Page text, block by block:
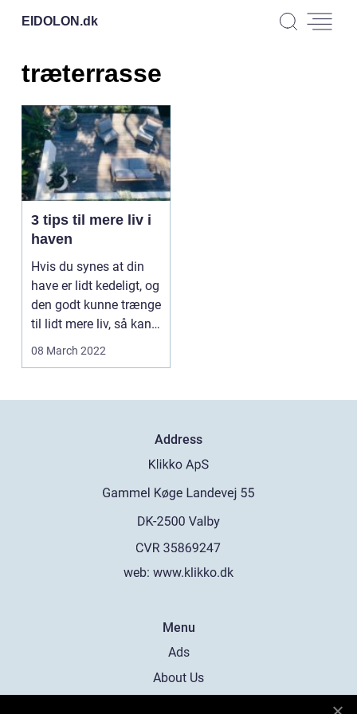
EIDOLON.dk
træterrasse
3 tips til mere liv i
haven
Hvis du synes at din
have er lidt kedeligt, og
den godt kunne trænge
til lidt mere liv, så kan
du sa...
08 March 2022
Address
web: www.klikko.dk
Menu
Ads
About Us